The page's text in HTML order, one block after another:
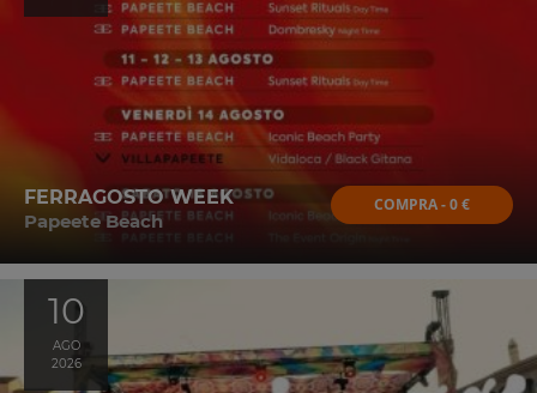
FERRAGOSTO WEEK
Papeete Beach
COMPRA - 0 €
10
AGO
2026